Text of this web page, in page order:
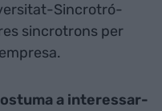
Sincrotró-
sincrotrons per
a interessar-